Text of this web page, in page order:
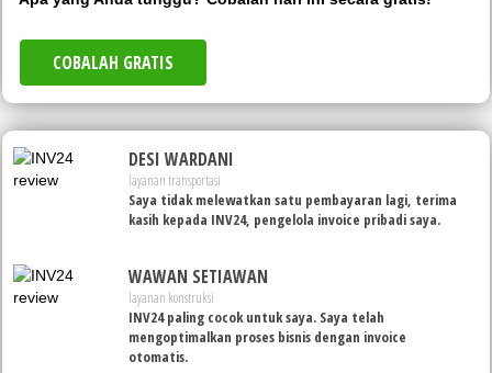
COBALAH GRATIS
DESI WARDANI
layanan transportasi
Saya tidak melewatkan satu pembayaran lagi, terima
kasih kepada INV24, pengelola invoice pribadi saya.
WAWAN SETIAWAN
layanan konstruksi
INV24 paling cocok untuk saya. Saya telah
mengoptimalkan proses bisnis dengan invoice
otomatis.